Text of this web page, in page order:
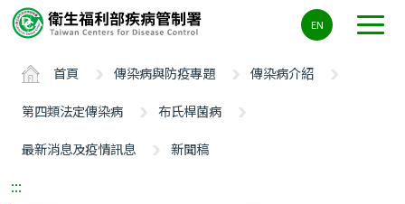
要
ALT+C
EN
首頁 傳染病與防疫專題
傳染病介紹
第四類法定傳染病
布氏桿菌病
最新消息及疫情訊息
新聞稿
:::